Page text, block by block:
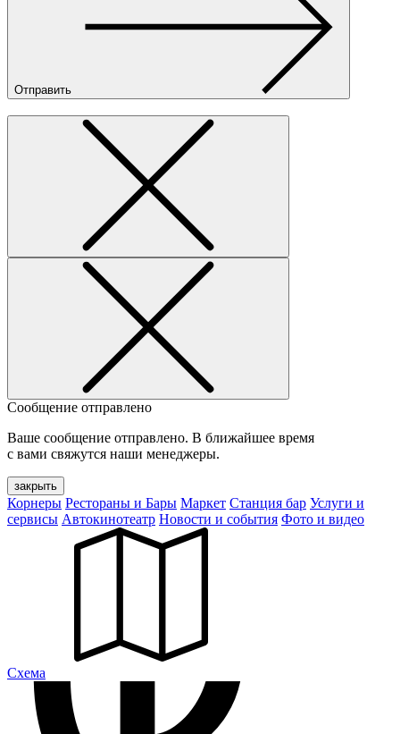
Отправить
Сообщение отправлено
Ваше сообщение отправлено. В ближайшее время
с вами свяжутся наши менеджеры.
закрыть
Корнеры Рестораны и Бары Маркет Станция бар Услуги и
сервисы Автокинотеатр Новости и события Фото и видео
Cхема